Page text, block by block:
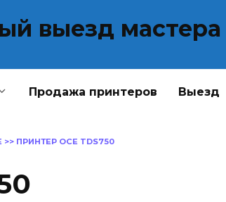
выезд мастера
Продажа принтеров Выезд
>> ПРИНТЕР OCE TDS750